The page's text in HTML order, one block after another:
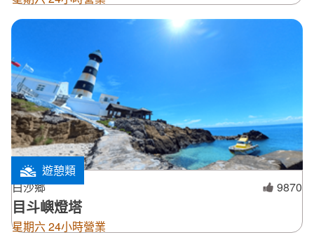
遊憩類
白沙鄉
9870
目斗嶼燈塔
星期六 24小時營業